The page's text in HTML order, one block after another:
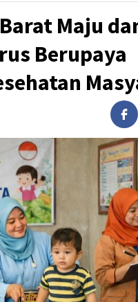
Maju
Berupaya